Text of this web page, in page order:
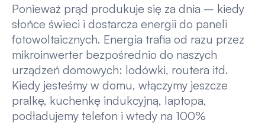
Ponieważ prąd produkuje się za dnia – kiedy
słońce świeci i dostarcza energii do paneli
fotowoltaicznych. Energia trafia od razu przez
mikroinwerter bezpośrednio do naszych
urządzeń domowych: lodówki, routera itd.
Kiedy jesteśmy w domu, włączymy jeszcze
pralkę, kuchenkę indukcyjną, laptopa,
podładujemy telefon i wtedy na 100%